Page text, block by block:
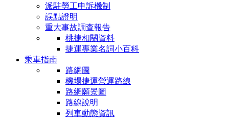
派駐勞工申訴機制
誤點證明
重大事故調查報告
桃捷相關資料
捷運專業名詞小百科
乘車指南
路網圖
機場捷運營運路線
路網願景圖
路線說明
列車動態資訊